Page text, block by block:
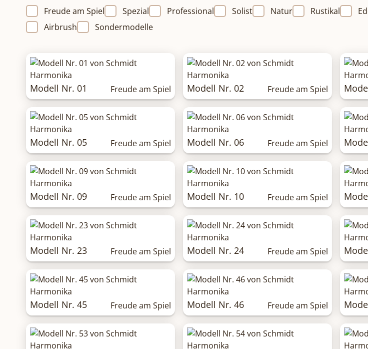
Freude am Spiel Spezial Professional Solist Natur Rustikal
Airbrush
Sondermodelle
Modell Nr. 01 Freude am Spiel Modell Nr. 02 Freude am Spiel
Modell Nr. 05 Freude am Spiel Modell Nr. 06 Freude am Spiel
Modell Nr. 09 Freude am Spiel Modell Nr. 10 Freude am Spiel
Modell Nr. 23 Freude am Spiel Modell Nr. 24 Freude am Spiel
Modell Nr. 45 Freude am Spiel Modell Nr. 46 Freude am Spiel